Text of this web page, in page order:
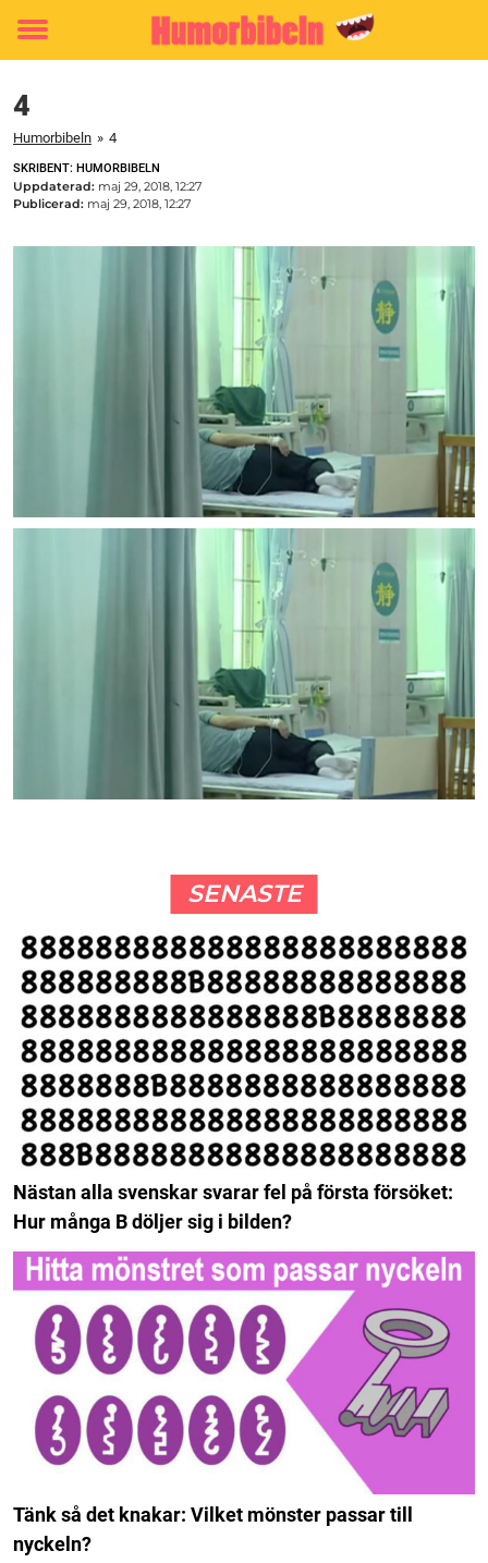
Toggle
4
Humorbibeln » 4
SKRIBENT: HUMORBIBELN
Uppdaterad: maj 29, 2018, 12:27
Publicerad: maj 29, 2018, 12:27
SENASTE
Nästan alla svenskar svarar fel på första försöket:
Hur många B döljer sig i bilden?
Tänk så det knakar: Vilket mönster passar till
nyckeln?